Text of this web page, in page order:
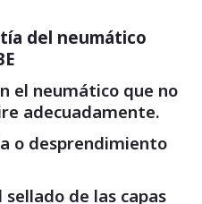
del neumático
el neumático que no
adecuadamente.
o desprendimiento
de las capas